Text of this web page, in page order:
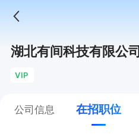
湖北有间科技有限公司
VIP
公司信息 在招职位